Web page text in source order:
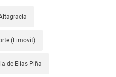
(Fimovit)
de Elías Piña